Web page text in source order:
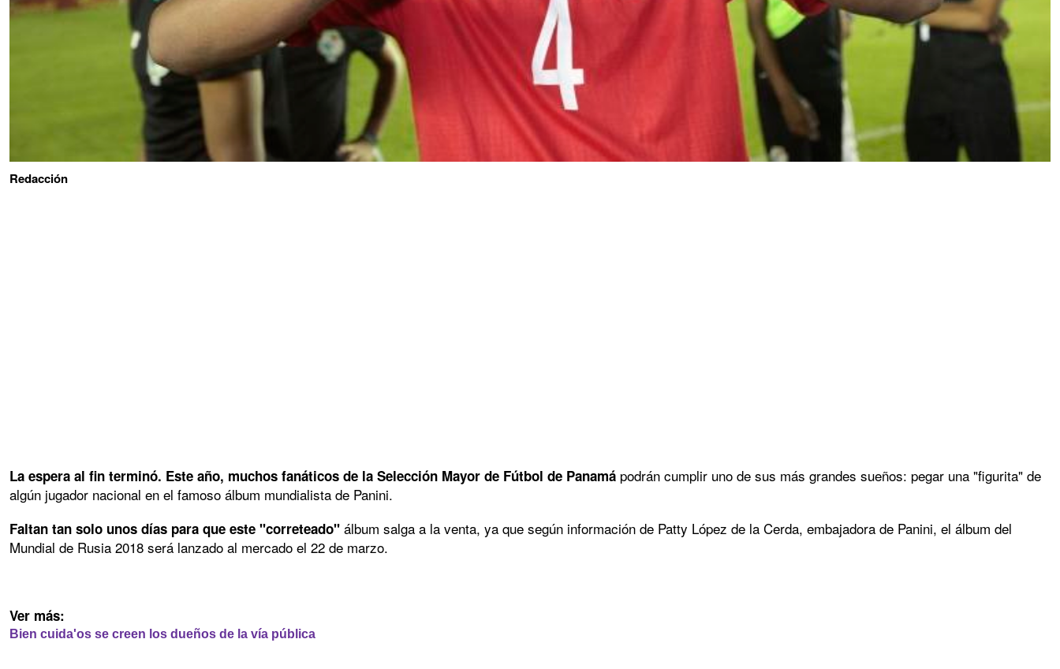
Redacción
La espera al fin terminó. Este año, muchos fanáticos de la Selección Mayor de Fútbol de Panamá podrán cumplir uno de sus más grandes sueños: pegar una "figurita" de
algún jugador nacional en el famoso álbum mundialista de Panini.
Faltan tan solo unos días para que este "correteado" álbum salga a la venta, ya que según información de Patty López de la Cerda, embajadora de Panini, el álbum del
Mundial de Rusia 2018 será lanzado al mercado el 22 de marzo.
Ver más:
Bien cuida'os se creen los dueños de la vía pública